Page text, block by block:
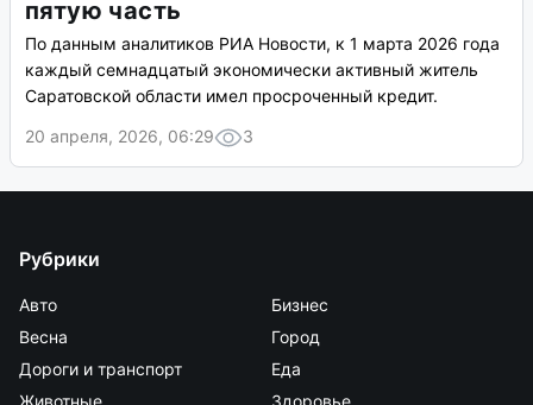
пятую часть
По данным аналитиков РИА Новости, к 1 марта 2026 года
каждый семнадцатый экономически активный житель
Саратовской области имел просроченный кредит.
20 апреля, 2026, 06:29
3
Рубрики
Авто
Бизнес
Весна
Город
Дороги и транспорт
Еда